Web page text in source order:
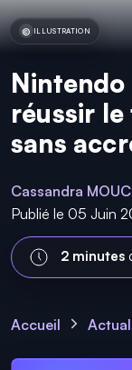
ILLUSTRATION
réussir
sans
Cassandra
Publié le 05 Juin
2 minutes
Accueil